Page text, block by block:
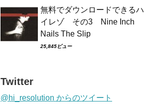
無料でダウンロードできるハ
イレゾ その3 Nine Inch
Nails The Slip
25,845ビュー
Twitter
@hi_resolution からのツイート